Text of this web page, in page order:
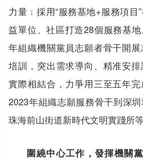
力量﹔採用“服務基地+服務項目
益單位、社區打造28個服務基
年組織機關黨員志願者骨干開
培訓，突出需求導向、精准安
實際相結合，力爭用三至五年完
2023年組織志願服務骨干到深圳
珠海前山街道新時代文明實踐所
圍繞中心工作，發揮機關